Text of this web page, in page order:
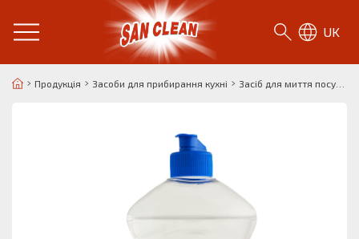
UK
Продукція Засоби для прибирання кухні